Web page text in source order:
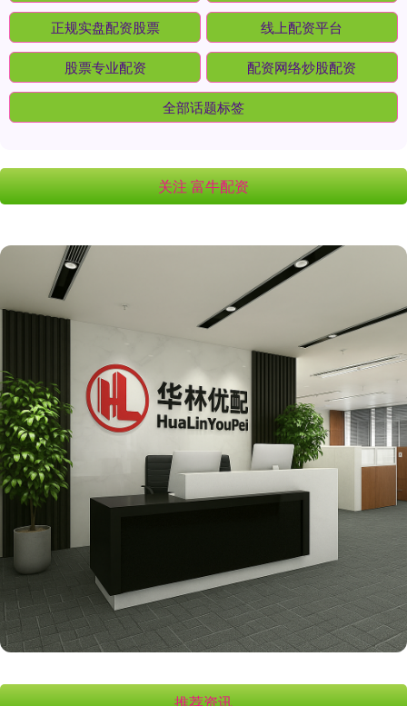
正规实盘配资股票 线上配资平台
股票专业配资 配资网络炒股配资
全部话题标签
关注 富牛配资
推荐资讯